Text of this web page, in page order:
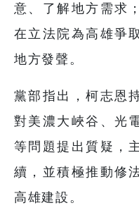
意、了解地方需求
在立法院為高雄爭
地方發聲。
黨部指出，柯志恩
對美濃大峽谷、光
等問題提出質疑，
續，並積極推動修
高雄建設。